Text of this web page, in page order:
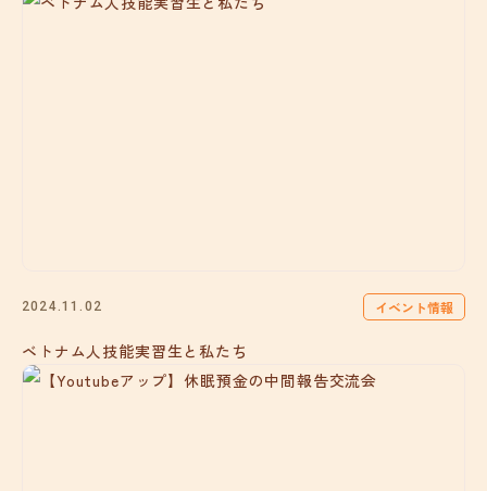
2024.11.02 イベント情報
ベトナム人技能実習生と私たち